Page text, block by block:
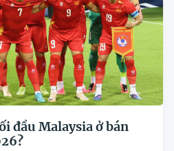
đầu Malaysia ở bán